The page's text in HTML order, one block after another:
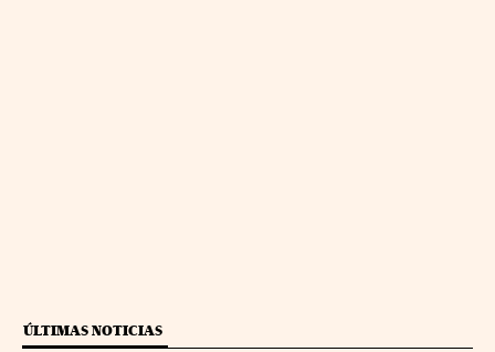
ÚLTIMAS NOTICIAS